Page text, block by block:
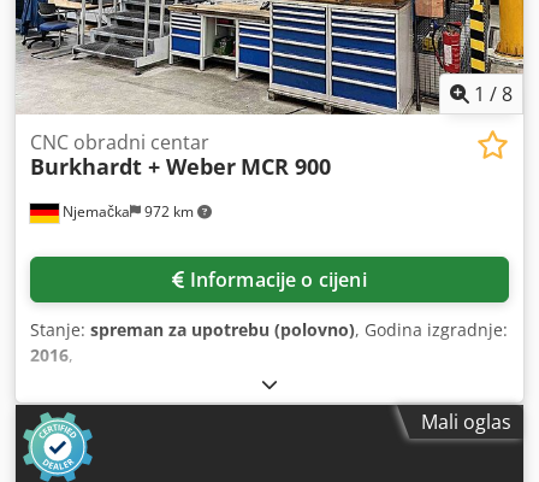
1 /8
Njemačka 972 km
CNC obradni centar
Burkhardt + Weber MCR 900
Informacije o cijeni
Stanje: spreman za upotrebu (polovno), Godina izgradnje:
2016,
Mali oglas